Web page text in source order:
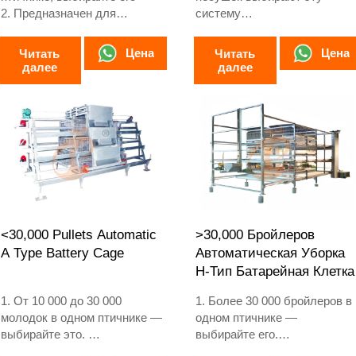
2. Предназначен для
или 16 недель до взрослых
несушек
4. Наша круглосуточная
онлайн-приёмная WhatsApp:
+8618830120193, +234
8111199996
Читать
далее
Цена
систему
начинают нести яйца с 16
недель
онлайн-приемная WhatsApp:
+8618830120193, +234
8111199996
Читать
далее
Цена
<30,000 Pullets Automatic
A Type Battery Cage
1. От 10 000 до 30 000
молодок в одном птичнике —
выбирайте это.
>30,000 Бройлеров
Автоматическая Уборка
H-Тип Батарейная Клетка
1. Более 30 000 бройлеров в
одном птичнике —
выбирайте его.